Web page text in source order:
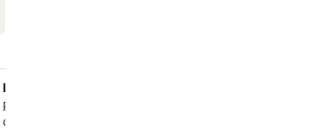
Internationaal dineren bij Cui Yuan
Proef een diverse culinaire ervaring bij Cui Yuan, het
dat gespecialiseerd is in internationale gerechten voor